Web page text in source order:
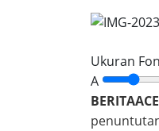
Ukuran
A